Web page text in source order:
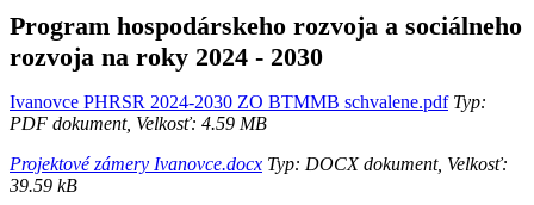
Program hospodárskeho rozvoja a sociálneho
rozvoja na roky 2024 - 2030
Ivanovce PHRSR 2024-2030 ZO BTMMB schvalene.pdfTyp:
PDF dokument, Velkosť: 4.59 MB
Projektové zámery Ivanovce.docx Typ: DOCX dokument, Velkosť:
39.59 kB